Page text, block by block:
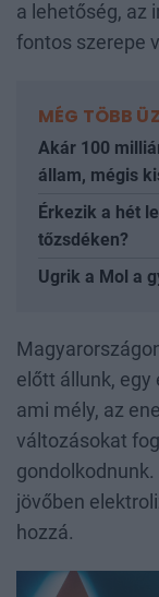
a lehetőség, az
fontos szerepe
MÉG TÖBB
Akár 100
állam, mégis
Érkezik a hét
tőzsdéken?
Ugrik a Mol a
előtt állunk, egy
ami mély, az
változásokat
jövőben
hozzá.